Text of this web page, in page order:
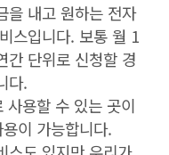
을 내고 원하는 전자
스입니다. 보통 월 1
간 단위로 신청할 경
다.
사용할 수 있는 곳이
이 가능합니다.